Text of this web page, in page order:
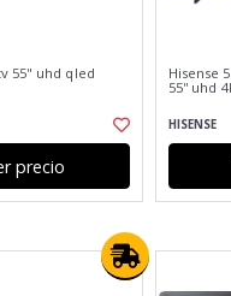
55" uhd qled
precio
Hisense
55'' uhd
HISENSE